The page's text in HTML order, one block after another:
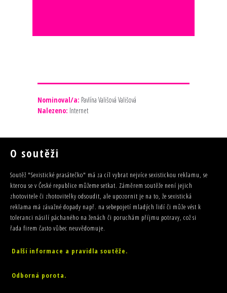
Nominoval/a: Pavlína Vališová Vališová
Nalezeno: Internet
O soutěži
Soutěž "Sexistické prasátečko" má za cíl vybrat nejvíce sexistickou reklamu, se
kterou se v České republice můžeme setkat. Záměrem soutěže není jejich
zhotovitele či zhotovitelky odsoudit, ale upozornit je na to, že sexistická
reklama má závažné dopady např. na sebepojetí mladých lidí či může vést k
toleranci násilí páchaného na ženách či poruchám příjmu potravy, což si
řada firem často vůbec neuvědomuje.
Další informace a pravidla soutěže.
Odborná porota.